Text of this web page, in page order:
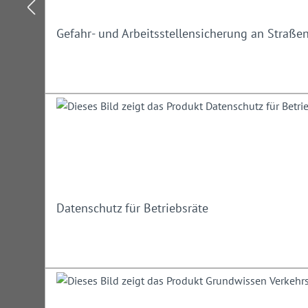
Gefahr- und Arbeitsstellensicherung an
Datenschutz für Betriebsräte